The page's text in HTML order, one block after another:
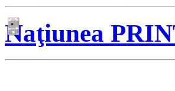
Naţiunea